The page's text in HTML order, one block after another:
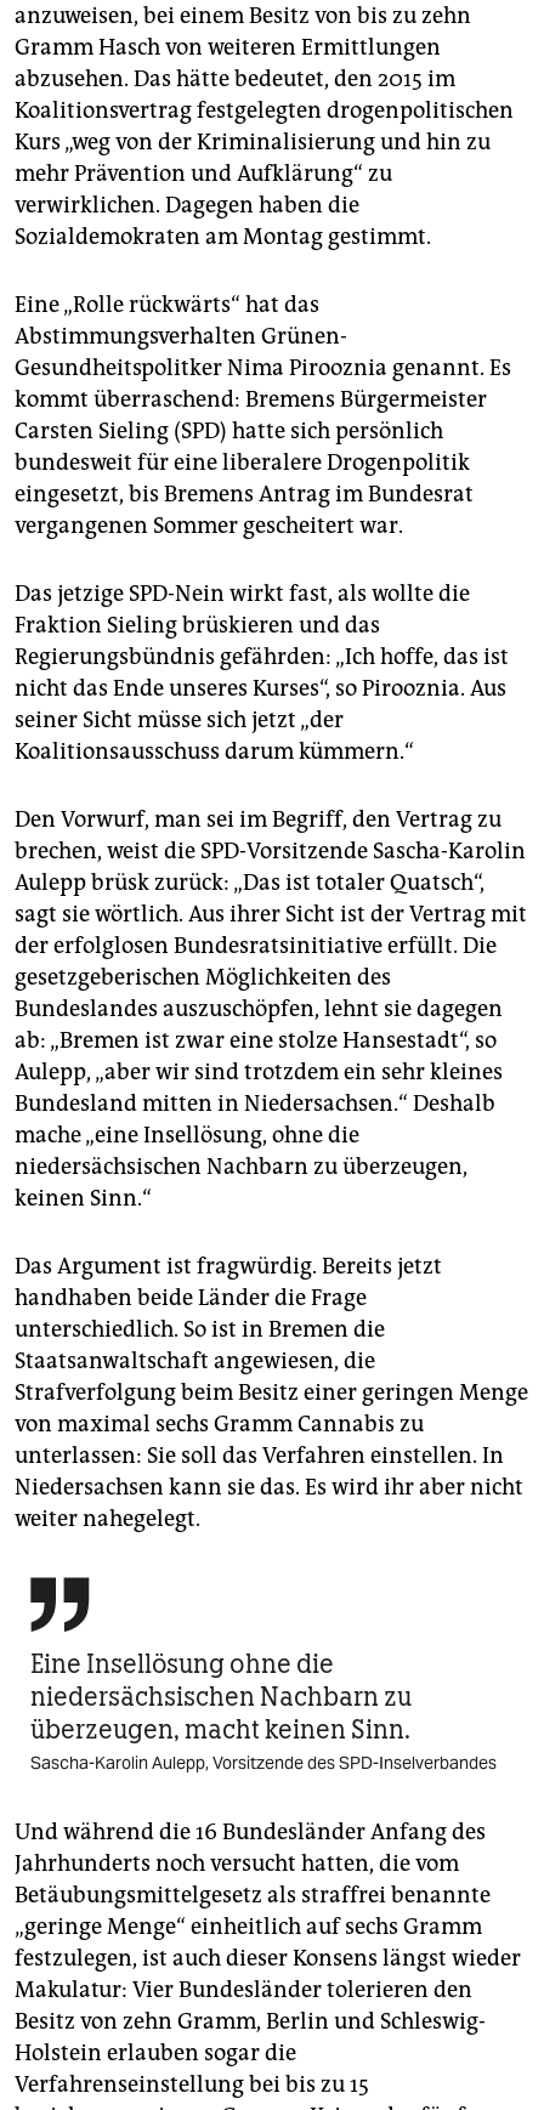
anzuweisen, bei einem Besitz von bis zu zehn
Gramm Hasch von weiteren Ermittlungen
abzusehen. Das hätte bedeutet, den 2015 im
Koalitionsvertrag festgelegten drogenpolitischen
Kurs „weg von der Kriminalisierung und hin zu
mehr Prävention und Aufklärung“ zu
verwirklichen. Dagegen haben die
Sozialdemokraten am Montag gestimmt.
Eine „Rolle rückwärts“ hat das
Abstimmungsverhalten Grünen-
Gesundheitspolitker Nima Pirooznia genannt. Es
kommt überraschend: Bremens Bürgermeister
Carsten Sieling (SPD) hatte sich persönlich
bundesweit für eine liberalere Drogenpolitik
eingesetzt, bis Bremens Antrag im Bundesrat
vergangenen Sommer gescheitert war.
Das jetzige SPD-Nein wirkt fast, als wollte die
Fraktion Sieling brüskieren und das
Regierungsbündnis gefährden: „Ich hoffe, das ist
nicht das Ende unseres Kurses“, so Pirooznia. Aus
seiner Sicht müsse sich jetzt „der
Koalitionsausschuss darum kümmern.“
Den Vorwurf, man sei im Begriff, den Vertrag zu
brechen, weist die SPD-Vorsitzende Sascha-Karolin
Aulepp brüsk zurück: „Das ist totaler Quatsch“,
sagt sie wörtlich. Aus ihrer Sicht ist der Vertrag mit
der erfolglosen Bundesratsinitiative erfüllt. Die
gesetzgeberischen Möglichkeiten des
Bundeslandes auszuschöpfen, lehnt sie dagegen
ab: „Bremen ist zwar eine stolze Hansestadt“, so
Aulepp, „aber wir sind trotzdem ein sehr kleines
Bundesland mitten in Niedersachsen.“ Deshalb
mache „eine Insellösung, ohne die
niedersächsischen Nachbarn zu überzeugen,
keinen Sinn.“
Das Argument ist fragwürdig. Bereits jetzt
handhaben beide Länder die Frage
unterschiedlich. So ist in Bremen die
Staatsanwaltschaft angewiesen, die
Strafverfolgung beim Besitz einer geringen Menge
von maximal sechs Gramm Cannabis zu
unterlassen: Sie soll das Verfahren einstellen. In
Niedersachsen kann sie das. Es wird ihr aber nicht
weiter nahegelegt.

Eine Insellösung ohne die
niedersächsischen Nachbarn zu
überzeugen, macht keinen Sinn.
Sascha-Karolin Aulepp, Vorsitzende des SPD-Inselverbandes
Und während die 16 Bundesländer Anfang des
Jahrhunderts noch versucht hatten, die vom
Betäubungsmittelgesetz als straffrei benannte
„geringe Menge“ einheitlich auf sechs Gramm
festzulegen, ist auch dieser Konsens längst wieder
Makulatur: Vier Bundesländer tolerieren den
Besitz von zehn Gramm, Berlin und Schleswig-
Holstein erlauben sogar die
Verfahrenseinstellung bei bis zu 15